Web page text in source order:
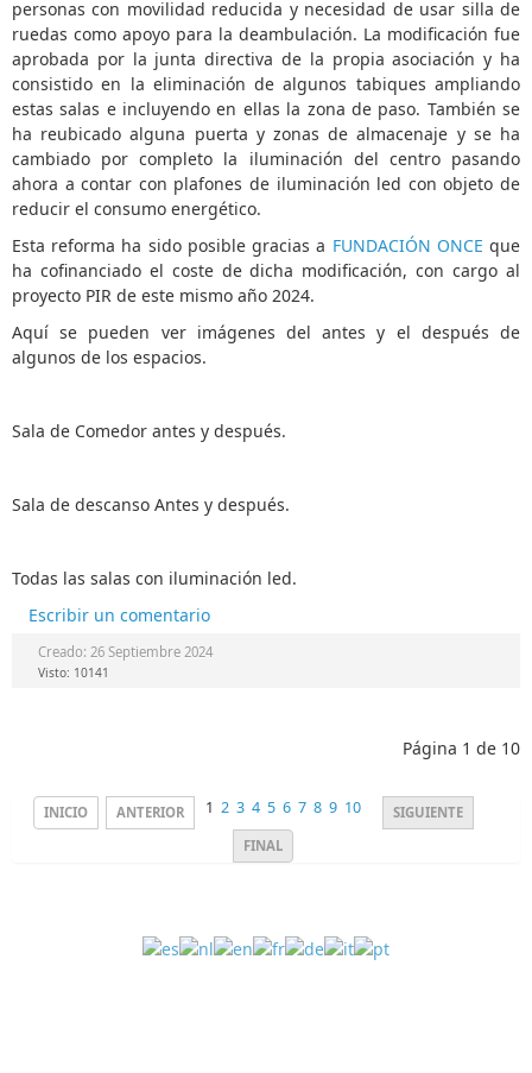
personas con movilidad reducida y necesidad de usar silla de
ruedas como apoyo para la deambulación. La modificación fue
aprobada por la junta directiva de la propia asociación y ha
consistido en la eliminación de algunos tabiques ampliando
estas salas e incluyendo en ellas la zona de paso. También se
ha reubicado alguna puerta y zonas de almacenaje y se ha
cambiado por completo la iluminación del centro pasando
ahora a contar con plafones de iluminación led con objeto de
reducir el consumo energético.
Esta reforma ha sido posible gracias a FUNDACIÓN ONCE que
ha cofinanciado el coste de dicha modificación, con cargo al
proyecto PIR de este mismo año 2024.
Aquí se pueden ver imágenes del antes y el después de
algunos de los espacios.
Sala de Comedor antes y después.
Sala de descanso Antes y después.
Todas las salas con iluminación led.
Escribir un comentario
Creado: 26 Septiembre 2024
Visto: 10141
Página 1 de 10
INICIO ANTERIOR 1 2 3 4 5 6 7 8 9 10
SIGUIENTE
FINAL